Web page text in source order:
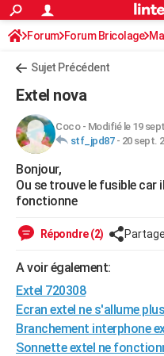
ACTUALITÉS
Politique
Société
Faits Divers
Education
Monde
Villes
+
FINANCE
Retraite
Impôts
Epargne
Immobilier
Risques naturels par ville
Banque
Assurance
Crédit
AUTO
Essais
Réserver un essai
Citadines
Berlines
SUV
Forum auto
+HIGH-TECH
Mobiles
Meilleur smartphone
Internet
Ordinateurs
Jeux vidéo
Guide high-tech
+
Forum
Aménagement intérieur
Extérieur
Cuisine
Salle de bains
Jardinage
Rangement
WEEK-END
Guides de France
Escapades
Patrimoine
Expositions
Musées
Week-end nature
+LIFESTYLE
Art de vivre
Bien-être
Loisirs
Mode
Modes de vie
SANTE
Alimentation
Guide de la santé
Maladies
Médicaments
Sommeil
VOYAGE
Forum Forum Bricolage
Sujet Précédent
Extel nova
Coco- Modifié le 19
stf_jpd87- 20 sept.
Bonjour,
Ou se trouve le fusible car
fonctionne
Répondre (2)
A voir également:
Extel 720308
Ecran extel ne s'allume plus
Branchement interphone
Sonnette extel ne